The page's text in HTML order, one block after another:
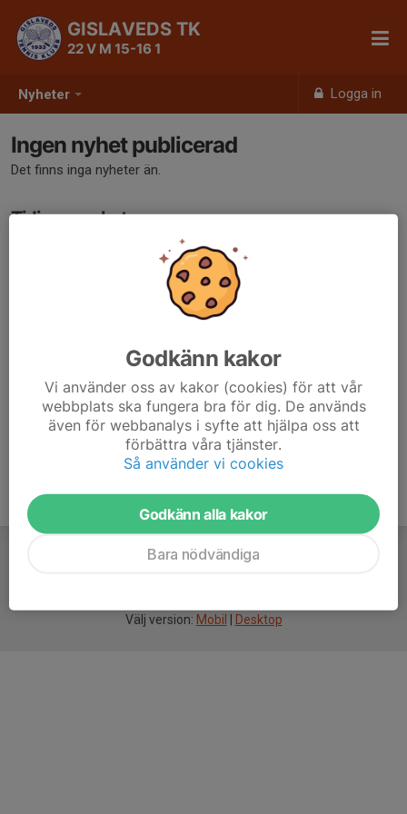
Nyheter Logga in
GISLAVEDS TK
22 V M 15-16 1
Ingen nyhet publicerad
Det finns inga nyheter än.
Tidigare nyheter
Det finns inga tidigare nyheter
Välj version: Mobil Desktop
Godkänn kakor
Vi använder oss av kakor (cookies) för att vår
webbplats ska fungera bra för dig. De används
även för webbanalys i syfte att hjälpa oss att
förbättra våra tjänster.
Så använder vi cookies
Godkänn alla kakor
Bara nödvändiga